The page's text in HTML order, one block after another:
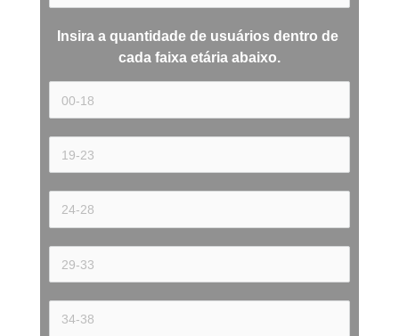
Insira a quantidade de usuários dentro de
cada faixa etária abaixo.